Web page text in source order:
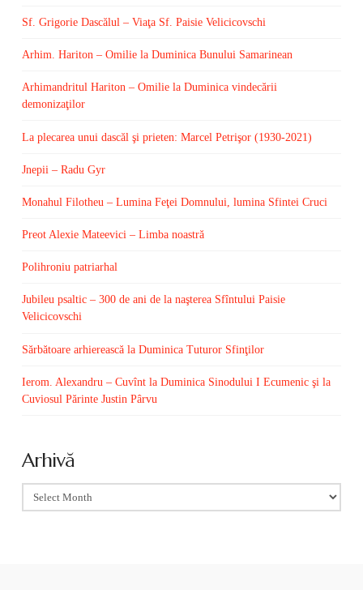
Sf. Grigorie Dascălul – Viaţa Sf. Paisie Velicicovschi
Arhim. Hariton – Omilie la Duminica Bunului Samarinean
Arhimandritul Hariton – Omilie la Duminica vindecării
demonizaţilor
La plecarea unui dascăl şi prieten: Marcel Petrişor (1930-2021)
Jnepii – Radu Gyr
Monahul Filotheu – Lumina Feţei Domnului, lumina Sfintei Cruci
Preot Alexie Mateevici – Limba noastră
Polihroniu patriarhal
Jubileu psaltic – 300 de ani de la naşterea Sfîntului Paisie
Velicicovschi
Sărbătoare arhierească la Duminica Tuturor Sfinţilor
Ierom. Alexandru – Cuvînt la Duminica Sinodului I Ecumenic şi la
Cuviosul Părinte Justin Pârvu
Arhivă
Arhivă